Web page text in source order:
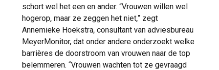
schort wel het een en ander. “Vrouwen willen wel
hogerop, maar ze zeggen het niet,” zegt
Annemieke Hoekstra, consultant van adviesbureau
MeyerMonitor, dat onder andere onderzoekt welke
barrières de doorstroom van vrouwen naar de top
belemmeren. “Vrouwen wachten tot ze gevraagd